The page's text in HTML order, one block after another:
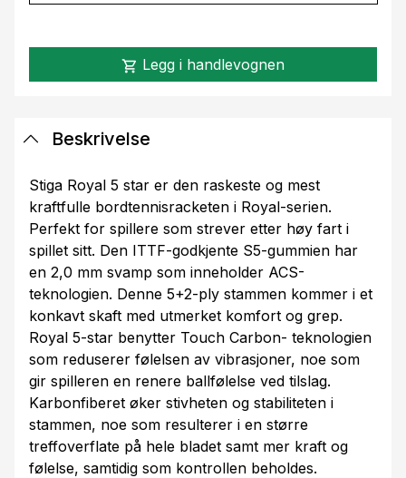
shopping_cart Legg i handlevognen
Beskrivelse
Stiga Royal 5 star er den raskeste og mest
kraftfulle bordtennisracketen i Royal-serien.
Perfekt for spillere som strever etter høy fart i
spillet sitt. Den ITTF-godkjente S5-gummien har
en 2,0 mm svamp som inneholder ACS-
teknologien. Denne 5+2-ply stammen kommer i et
konkavt skaft med utmerket komfort og grep.
Royal 5-star benytter Touch Carbon- teknologien
som reduserer følelsen av vibrasjoner, noe som
gir spilleren en renere ballfølelse ved tilslag.
Karbonfiberet øker stivheten og stabiliteten i
stammen, noe som resulterer i en større
treffoverflate på hele bladet samt mer kraft og
følelse, samtidig som kontrollen beholdes.